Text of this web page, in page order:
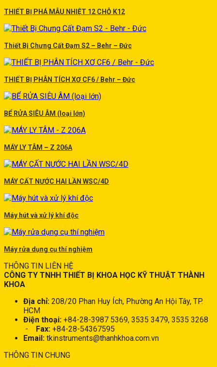
THIẾT BỊ PHÁ MẪU NHIỆT 12 CHỖ K12
Thiết Bị Chưng Cất Đạm S2 – Behr – Đức
THIẾT BỊ PHÂN TÍCH XƠ CF6 / Behr – Đức
BỂ RỬA SIÊU ÂM (loại lớn)
MÁY LY TÂM – Z 206A
MÁY CẤT NƯỚC HAI LẦN WSC/4D
Máy hút và xử lý khí độc
Máy rửa dụng cụ thí nghiệm
THÔNG TIN LIÊN HỆ
CÔNG TY TNHH THIẾT BỊ KHOA HỌC KỸ THUẬT THÀNH
KHOA
Địa chỉ: 208/20 Phan Huy Ích, Phường An Hội Tây, TP.
HCM
Điện thoại: +84-28-3987 5369, 3535 3479, 3535 3268
-
Fax: +84-28-54367595
Email: tkinstruments@thanhkhoa.com.vn
THÔNG TIN CHUNG